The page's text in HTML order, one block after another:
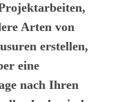
Arten von
erstellen,
eine
nach Ihren